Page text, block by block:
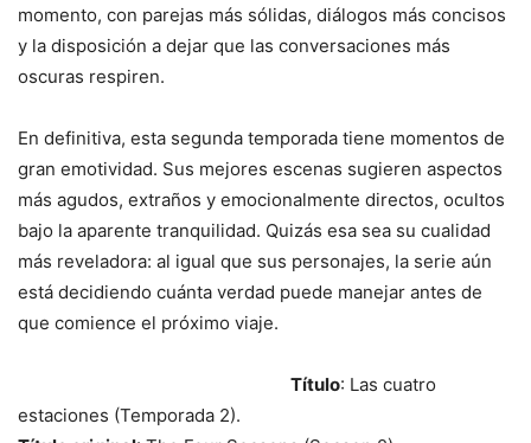
momento, con parejas más sólidas, diálogos más concisos
y la disposición a dejar que las conversaciones más
oscuras respiren.
En definitiva, esta segunda temporada tiene momentos de
gran emotividad. Sus mejores escenas sugieren aspectos
más agudos, extraños y emocionalmente directos, ocultos
bajo la aparente tranquilidad. Quizás esa sea su cualidad
más reveladora: al igual que sus personajes, la serie aún
está decidiendo cuánta verdad puede manejar antes de
que comience el próximo viaje.
Título: Las cuatro
estaciones (Temporada 2).